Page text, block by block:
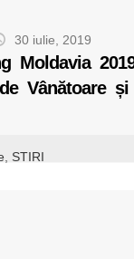
30 iulie, 2019
Moldavia
Vânătoare
STIRI